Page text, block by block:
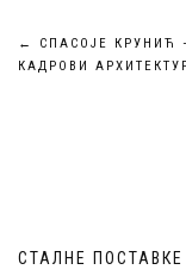
Кретање
←
СПАСОЈЕ КРУНИЋ
КАДРОВИ
СТАЛНЕ ПОСТАВКЕ